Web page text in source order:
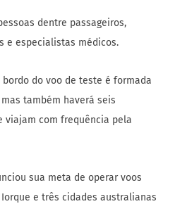
dentre passageiros,
e especialistas médicos.
do voo de teste é formada
também haverá seis
viajam com frequência pela
sua meta de operar voos
e três cidades australianas